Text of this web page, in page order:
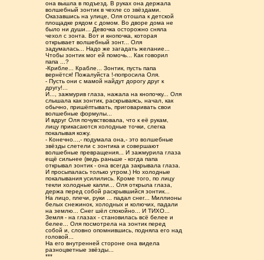
она вышла в подъезд. В руках она держала
волшебный зонтик в чехле со звёздами.
Оказавшись на улице, Оля отошла к детской
площадке рядом с домом. Во дворе дома не
было ни души... Девочка осторожно сняла
чехол с зонта. Вот и кнопочка, которая
открывает волшебный зонт... Оля
задумалась... Надо же загадать желание...
Чтобы зонтик мог ей помочь... Как говорил
папа ...?
-Крибле... Крабле... Зонтик, пусть папа
вернётся! Пожалуйста !-попросила Оля.
- Пусть они с мамой найдут дорогу друг к
другу!...
И..., зажмурив глаза, нажала на кнопочку... Оля
слышала как зонтик, раскрываясь, начал, как
обычно, пришёптывать, приговаривать свои
волшебные формулы...
И вдруг Оля почувствовала, что к её рукам,
лицу прикасаются холодные точки, слегка
покалывая кожу.
- Конечно...,- подумала она,- это волшебные
звёзды слетели с зонтика и совершают
волшебные превращения... И зажмурила глаза
ещё сильнее (ведь раньше - когда папа
открывал зонтик - она всегда закрывала глаза.
И просыпалась только утром.) Но холодные
покалывания усилились. Кроме того, по лицу
текли холодные капли... Оля открыла глаза,
держа перед собой раскрывшийся зонтик...
На лицо, плечи, руки ... падал снег... Миллионы
белых снежинок, холодных и колючих, падали
на землю... Снег шёл спокойно... И ТИХО...
Земля - на глазах - становилась всё белее и
белее... Оля посмотрела на зонтик перед
собой и, словно опомнившись, подняла его над
головой...
На его внутренней стороне она видела
разноцветные звёзды...
***